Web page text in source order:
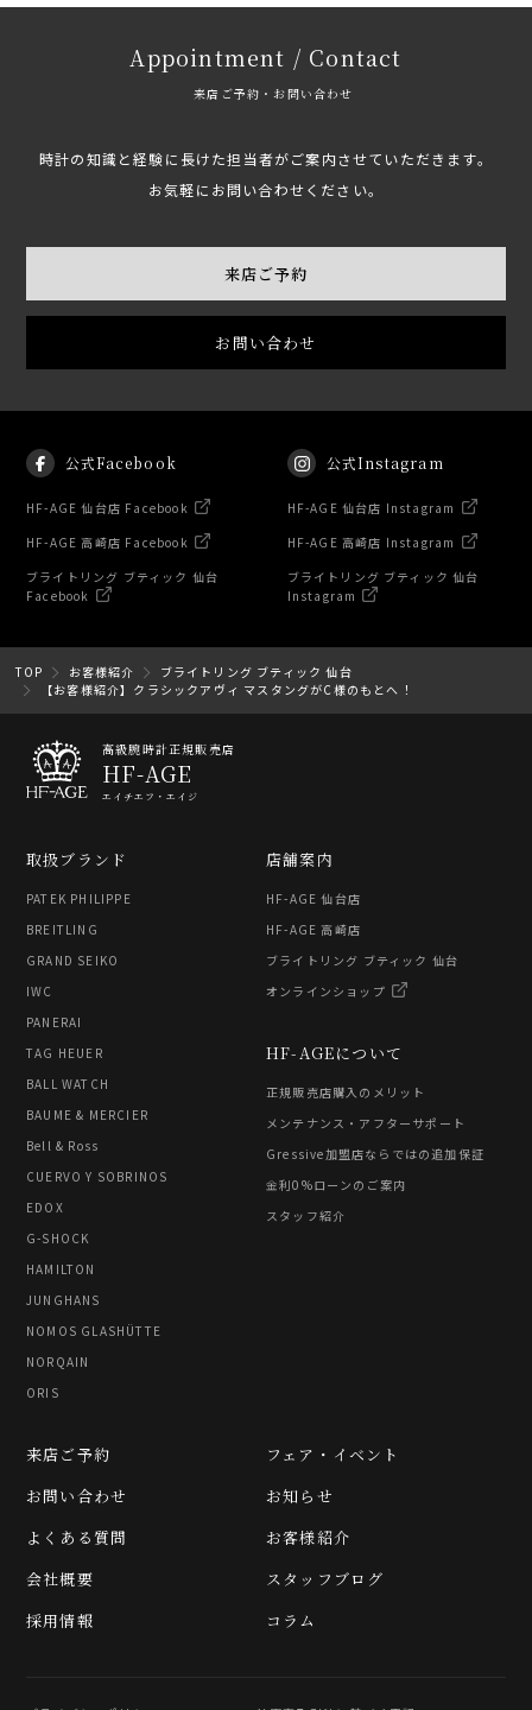
Appointment / Contact
来店ご予約・お問い合わせ
時計の知識と経験に長けた担当者がご案内させていただきます。
お気軽にお問い合わせください。
来店ご予約
お問い合わせ
公式Facebook
HF-AGE 仙台店 Facebook
HF-AGE 高崎店 Facebook
ブライトリング ブティック 仙台
Facebook
公式Instagram
HF-AGE 仙台店 Instagram
HF-AGE 高崎店 Instagram
ブライトリング ブティック 仙台
Instagram
TOP お客様紹介
ブライトリング ブティック 仙台
【お客様紹介】クラシックアヴィ マスタングがC様のもとへ！
高級腕時計正規販売店
HF-AGE
エイチエフ・エイジ
取扱ブランド
PATEK PHILIPPE
BREITLING
GRAND SEIKO
IWC
PANERAI
TAG HEUER
BALL WATCH
BAUME & MERCIER
Bell & Ross
CUERVO Y SOBRINOS
EDOX
G-SHOCK
HAMILTON
JUNGHANS
NOMOS GLASHÜTTE
NORQAIN
ORIS
HF-AGEについて
正規販売店購入のメリット
メンテナンス・アフターサポート
Gressive加盟店ならではの追加保証
金利0%ローンのご案内
スタッフ紹介
店舗案内
HF-AGE 仙台店
HF-AGE 高崎店
ブライトリング ブティック 仙台
オンラインショップ
フェア・イベント
お知らせ
お客様紹介
スタッフブログ
コラム
来店ご予約
お問い合わせ
よくある質問
会社概要
採用情報